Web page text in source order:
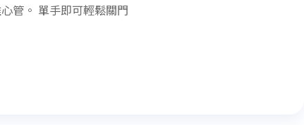
管。 單手即可輕鬆關門